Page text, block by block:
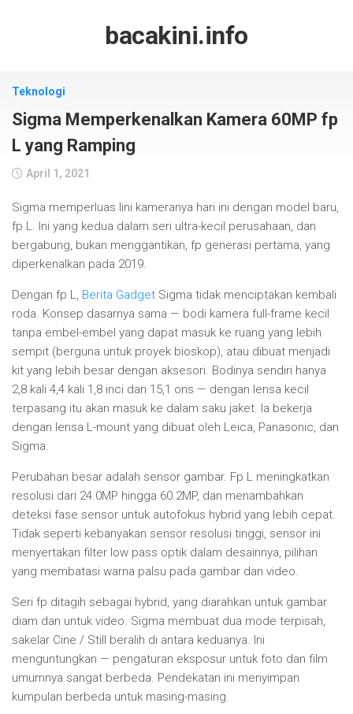
bacakini.info
Teknologi
Sigma Memperkenalkan Kamera 60MP fp
L yang Ramping
April 1, 2021
Sigma memperluas lini kameranya hari ini dengan model baru,
fp L. Ini yang kedua dalam seri ultra-kecil perusahaan, dan
bergabung, bukan menggantikan, fp generasi pertama, yang
diperkenalkan pada 2019.
Dengan fp L, Berita Gadget Sigma tidak menciptakan kembali
roda. Konsep dasarnya sama — bodi kamera full-frame kecil
tanpa embel-embel yang dapat masuk ke ruang yang lebih
sempit (berguna untuk proyek bioskop), atau dibuat menjadi
kit yang lebih besar dengan aksesori. Bodinya sendiri hanya
2,8 kali 4,4 kali 1,8 inci dan 15,1 ons — dengan lensa kecil
terpasang itu akan masuk ke dalam saku jaket. Ia bekerja
dengan lensa L-mount yang dibuat oleh Leica, Panasonic, dan
Sigma.
Perubahan besar adalah sensor gambar. Fp L meningkatkan
resolusi dari 24.0MP hingga 60.2MP, dan menambahkan
deteksi fase sensor untuk autofokus hybrid yang lebih cepat.
Tidak seperti kebanyakan sensor resolusi tinggi, sensor ini
menyertakan filter low pass optik dalam desainnya, pilihan
yang membatasi warna palsu pada gambar dan video.
Seri fp ditagih sebagai hybrid, yang diarahkan untuk gambar
diam dan untuk video. Sigma membuat dua mode terpisah,
sakelar Cine / Still beralih di antara keduanya. Ini
menguntungkan — pengaturan eksposur untuk foto dan film
umumnya sangat berbeda. Pendekatan ini menyimpan
kumpulan berbeda untuk masing-masing.